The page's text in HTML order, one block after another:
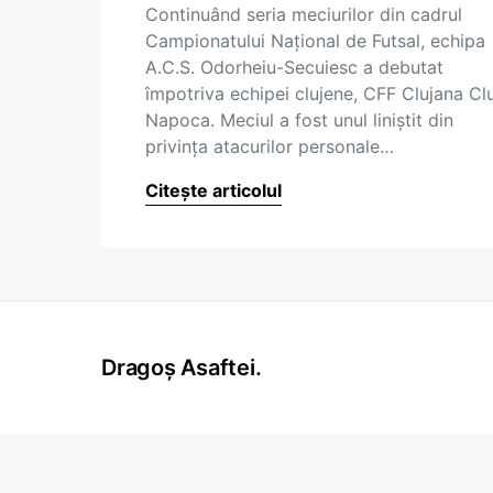
Continuând seria meciurilor din cadrul
Campionatului Naţional de Futsal, echipa
A.C.S. Odorheiu-Secuiesc a debutat
împotriva echipei clujene, CFF Clujana
Napoca. Meciul a fost unul liniştit din
privinţa atacurilor personale…
Citește articolul
Dragoș Asaftei.